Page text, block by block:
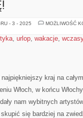
- 3 - 2025
MOŻLIWOŚĆ
, urlop, wakacje,
kraj na
Włoch, w końcu
nam wybitnych
się bardziej na